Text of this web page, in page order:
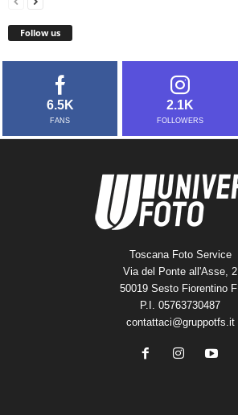
Follow us
6.5K
FANS
2.1K
FOLLOWERS
Toscana Foto Service
Via del Ponte all'Asse, 2
50019 Sesto Fiorentino FI
P.I. 05763730487
contattaci@gruppotfs.it